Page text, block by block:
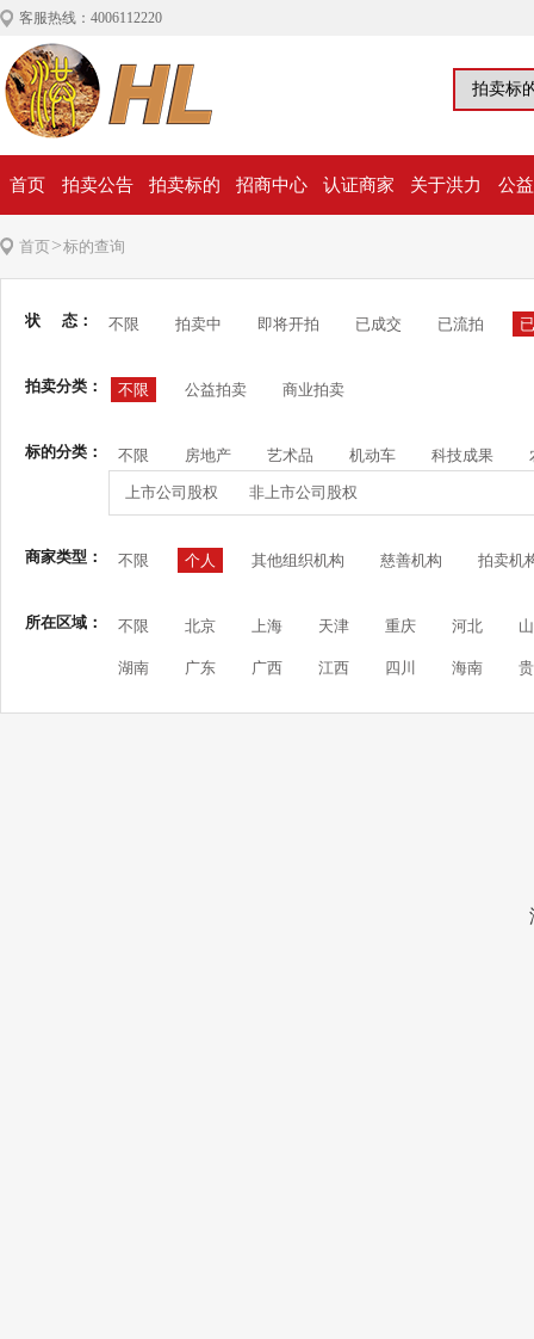
客服热线：4006112220
首页 拍卖公告 拍卖标的 招商中心 认证商家 关于洪力 公
首页>标的查询
状 态： 不限 拍卖中 即将开拍 已成交 已流拍
拍卖分类： 不限 公益拍卖 商业拍卖
标的分类： 不限 房地产 艺术品 机动车 科技成果
上市公司股权 非上市公司股权
商家类型： 不限 个人 其他组织机构 慈善机构 拍卖机
所在区域： 不限 北京 上海 天津 重庆 河北
湖南 广东 广西 江西 四川 海南